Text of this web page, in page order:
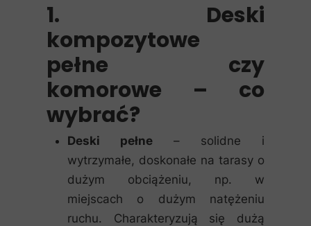
1. Deski
kompozytowe
pełne czy
komorowe – co
wybrać?
Deski pełne – solidne i
wytrzymałe, doskonałe na tarasy o
dużym obciążeniu, np. w
miejscach o dużym natężeniu
ruchu. Charakteryzują się dużą